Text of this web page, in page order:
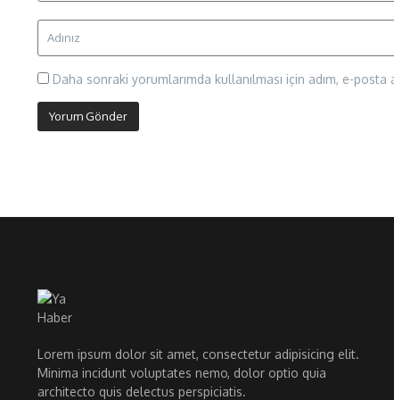
Daha sonraki yorumlarımda kullanılması için adım, e-
Lorem ipsum dolor sit amet, consectetur adipisicing elit.
Minima incidunt voluptates nemo, dolor optio quia
architecto quis delectus perspiciatis.